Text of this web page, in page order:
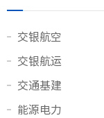
交银航空
交银航运
交通基建
能源电力